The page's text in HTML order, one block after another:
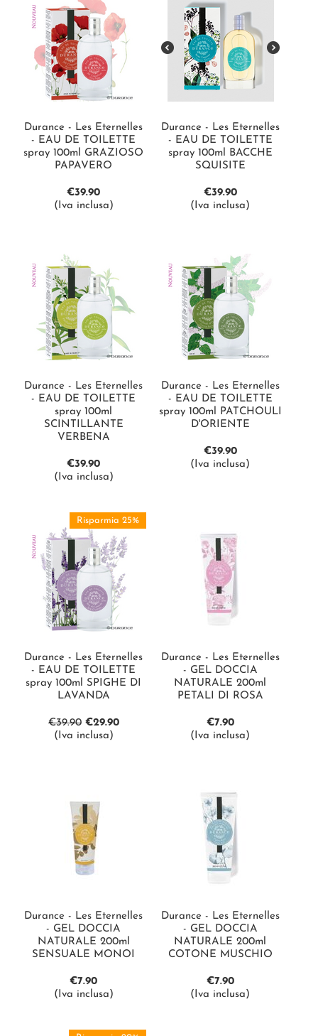
Durance - Les Eternelles
- EAU DE TOILETTE
spray 100ml GRAZIOSO
PAPAVERO
€39.90
(Iva inclusa)
Durance - Les Eternelles
- EAU DE TOILETTE
spray 100ml BACCHE
SQUISITE
€39.90
(Iva inclusa)
Durance - Les Eternelles
- EAU DE TOILETTE
spray 100ml
SCINTILLANTE
VERBENA
€39.90
(Iva inclusa)
Durance - Les Eternelles
- EAU DE TOILETTE
spray 100ml PATCHOULI
D'ORIENTE
€39.90
(Iva inclusa)
Risparmia 25%
Durance - Les Eternelles
- EAU DE TOILETTE
spray 100ml SPIGHE DI
LAVANDA
€39.90 €29.90
(Iva inclusa)
Durance - Les Eternelles
- GEL DOCCIA
NATURALE 200ml
PETALI DI ROSA
€7.90
(Iva inclusa)
Durance - Les Eternelles
- GEL DOCCIA
NATURALE 200ml
SENSUALE MONOI
€7.90
(Iva inclusa)
Durance - Les Eternelles
- GEL DOCCIA
NATURALE 200ml
COTONE MUSCHIO
€7.90
(Iva inclusa)